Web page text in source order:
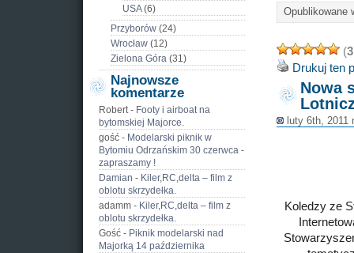
USA(6)
Przyborów (24)
Wrocław (12)
Zielona Góra (31)
Najnowsze
komentarze
Robert- Footy i airboat na
bytomskiej Majorce.
gość - Modelarski piknik w
Bytomiu Odrzańskim 30 czerwca -
zapraszamy !
Damian - Kiler,RC,delta – film z
oblotu skrzydełka.
adamm - Kiler,RC,delta – film z
oblotu skrzydełka.
Gość - Piknik modelarski nad
Majorką 14 października
Opublikowane
(3
Drukuj ten
Nowa
luty 6th,
Koledzy ze